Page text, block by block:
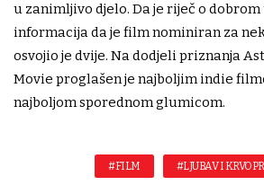
u zanimljivo djelo. Da je riječ o
informacija da je film nominiran za
osvojio je dvije. Na dodjeli priznanja
Movie proglašen je najboljim indie
najboljom sporednom glumicom.
#FILM #LJUBAV I